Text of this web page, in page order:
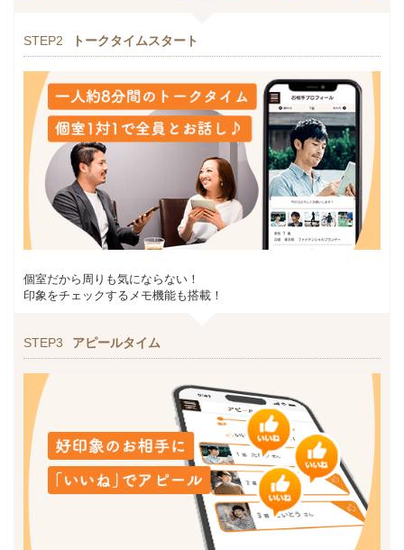
STEP2 トークタイムスタート
個室だから周りも気にならない！
印象をチェックするメモ機能も搭載！
STEP3 アピールタイム